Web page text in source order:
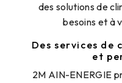
des solutions de
besoins et à
Des services
et
2M AIN-ENERGIE